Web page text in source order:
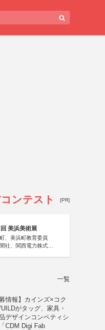
ンテスト [PR]
美浜美術展
、美浜町教育委員
社、関西電力株式会
一覧
募情報】カインズ×コク
がタッグ、家具・
デザインコンペティシ
CDM Digi Fab